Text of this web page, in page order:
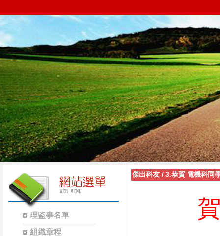
理監事名單
組織章程
傑出科友 / 3.恭賀 電機科同